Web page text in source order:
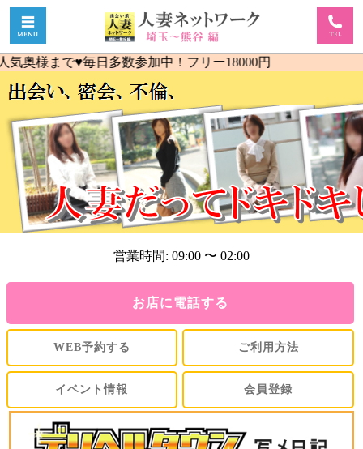
♥毎日多数参加中！フリー18000円
営業時間: 09:00 〜 02:00
お店に電話する
WEB予約する ご利用方法
イベント情報 会員登録